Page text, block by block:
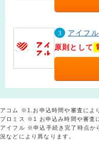
3
アイフル
原則として
アコム ※1.お申込時間や審査によ
プロミス ※1 お申込み時間や審査
アイフル ※申込手続き完了時点か
況などにより異なります。